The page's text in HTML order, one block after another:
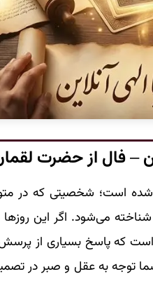
– فال از حضرت
است؛ شخصیتی که در
می‌شود. اگر این روزها
که پاسخ بسیاری از
توجه به عقل و صبر در